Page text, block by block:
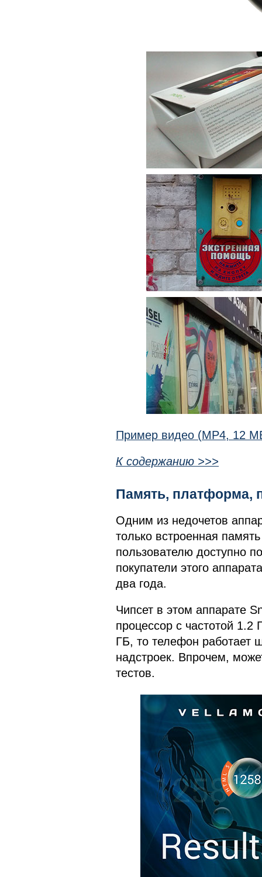
Пример видео (MP4, 12
К содержанию >>>
Память, платформа,
Одним из недочетов
только встроенная
пользователю доступно
покупатели этого
два года.
Чипсет в этом аппарате
процессор с частотой
ГБ, то телефон работает
надстроек. Впрочем,
тестов.